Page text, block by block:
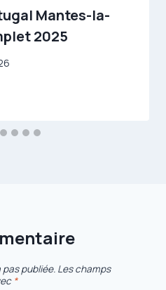
Mantes-la-
2025
publiée. Les champs
*